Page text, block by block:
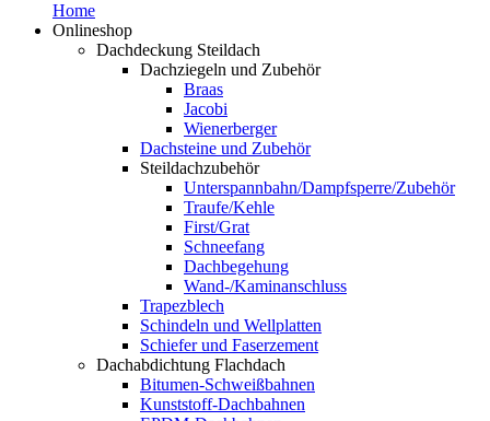
Home
Onlineshop
Dachdeckung Steildach
Dachziegeln und Zubehör
Braas
Jacobi
Wienerberger
Dachsteine und Zubehör
Steildachzubehör
Unterspannbahn/Dampfsperre/Zubehör
Traufe/Kehle
First/Grat
Schneefang
Dachbegehung
Wand-/Kaminanschluss
Trapezblech
Schindeln und Wellplatten
Schiefer und Faserzement
Dachabdichtung Flachdach
Bitumen-Schweißbahnen
Kunststoff-Dachbahnen